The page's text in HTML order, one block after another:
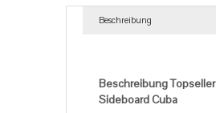
Beschreibung
Beschreibung Topseller
Sideboard Cuba